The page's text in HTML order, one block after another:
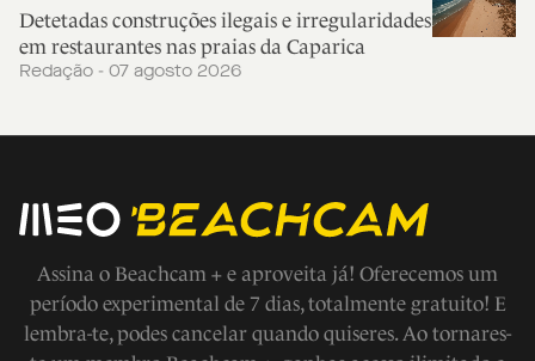
Detetadas construções ilegais e irregularidades
em restaurantes nas praias da Caparica
Redação - 07 agosto 2026
Assina o Beachcam + e aproveita já! Oferecemos um
período experimental de 7 dias, totalmente gratuito! E
lembra-te, podes cancelar quando quiseres. Ao tornares-